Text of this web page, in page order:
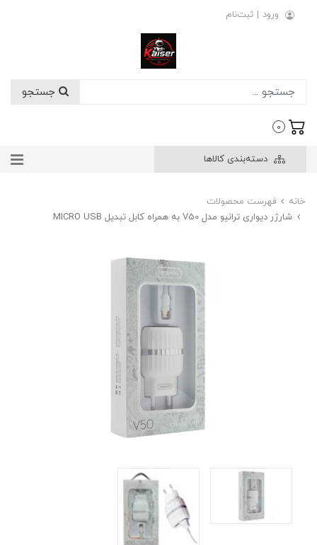
ورود | ثبت‌نام
0
دسته‌بندی کالاها
خانه
فهرست محصولات
شارژر دیواری ترانیو مدل V50 به همراه کابل تبدیل MICRO USB